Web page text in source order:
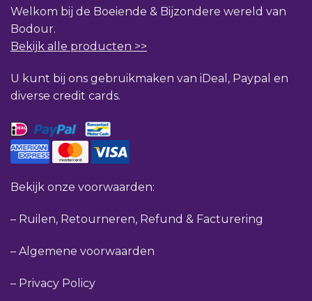
Welkom bij de Boeiende & Bijzondere wereld van
Bodour.
Bekijk alle producten >>
U kunt bij ons gebruikmaken van iDeal, Paypal en
diverse credit cards.
Bekijk onze voorwaarden:
– Ruilen, Retourneren, Refund & Facturering
– Algemene voorwaarden
– Privacy Policy